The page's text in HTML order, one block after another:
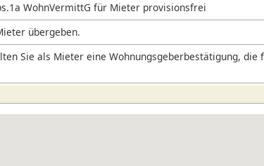
WohnVermittG für Mieter provisionsfrei
übergeben.
Sie als Mieter eine Wohnungsgeberbestätigung, die